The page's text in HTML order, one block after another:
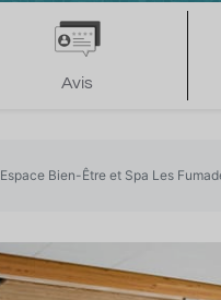
Avis
Espace Bien-Être et Spa Les